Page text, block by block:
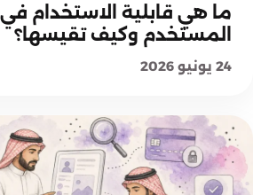
ما هي قابلية الاستخدام في
المستخدم وكيف تقيسها؟
24 يونيو 2026